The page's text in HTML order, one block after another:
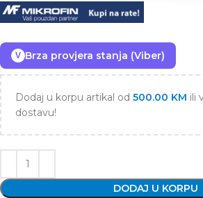
V Brza provjera stanja (Viber)
Dodaj u korpu artikal od 500.00 KM ili
dostavu!
DODAJ U KORPU